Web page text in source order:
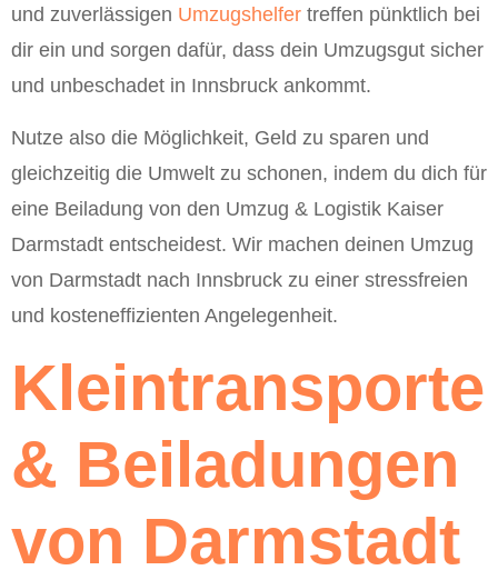
und zuverlässigen Umzugshelfer treffen pünktlich bei
dir ein und sorgen dafür, dass dein Umzugsgut sicher
und unbeschadet in Innsbruck ankommt.
Nutze also die Möglichkeit, Geld zu sparen und
gleichzeitig die Umwelt zu schonen, indem du dich für
eine Beiladung von den Umzug & Logistik Kaiser
Darmstadt entscheidest. Wir machen deinen Umzug
von Darmstadt nach Innsbruck zu einer stressfreien
und kosteneffizienten Angelegenheit.
Kleintransporte
& Beiladungen
von Darmstadt